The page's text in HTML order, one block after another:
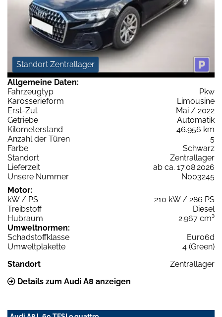
Standort Zentrallager
Allgemeine Daten:
Fahrzeugtyp
Pkw
Karosserieform
Limousine
Erst-Zul.
Mai / 2022
Getriebe
Automatik
Kilometerstand
46.956 km
Anzahl der Türen
5
Farbe
Schwarz
Standort
Zentrallager
Lieferzeit
ab ca. 17.08.2026
Unsere Nummer
N003245
Motor:
kW / PS
210 kW / 286 PS
Treibstoff
Diesel
Hubraum
2.967 cm³
Umweltnormen:
Schadstoffklasse
Euro6d
Umweltplakette
4 (Green)
Standort
Zentrallager
Details zum Audi A8 anzeigen